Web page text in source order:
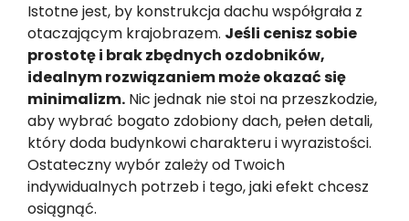
Istotne jest, by konstrukcja dachu współgrała z
otaczającym krajobrazem. Jeśli cenisz sobie
prostotę i brak zbędnych ozdobników,
idealnym rozwiązaniem może okazać się
minimalizm. Nic jednak nie stoi na przeszkodzie,
aby wybrać bogato zdobiony dach, pełen detali,
który doda budynkowi charakteru i wyrazistości.
Ostateczny wybór zależy od Twoich
indywidualnych potrzeb i tego, jaki efekt chcesz
osiągnąć.